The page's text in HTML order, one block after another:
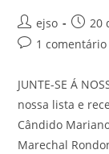
Autor
do
ejso
Post20
Comentários
post:
1 comentário
JUNTE-SE Á
nossa lista e
Cândido
Marechal